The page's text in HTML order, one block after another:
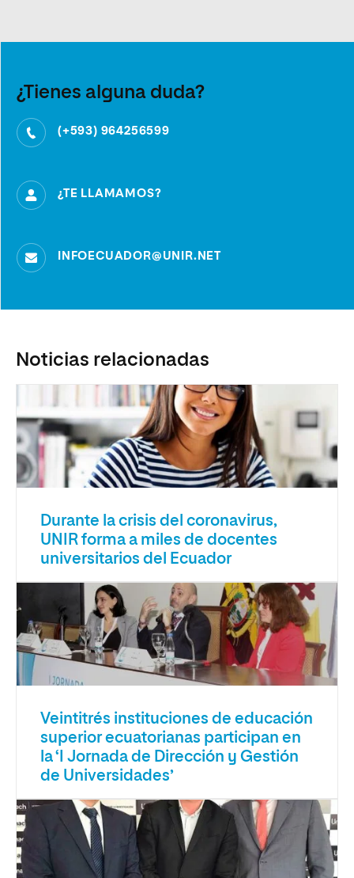
¿Tienes alguna duda?
(+593) 964256599
¿TE LLAMAMOS?
INFOECUADOR@UNIR.NET
Noticias relacionadas
Durante la crisis del coronavirus,
UNIR forma a miles de docentes
universitarios del Ecuador
Veintitrés instituciones de educación
superior ecuatorianas participan en
la ‘I Jornada de Dirección y Gestión
de Universidades’